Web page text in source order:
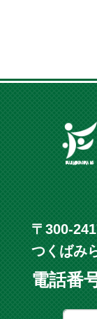
〒300-
つくばみ
電話番